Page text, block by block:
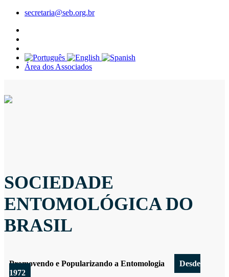
secretaria@seb.org.br
Área dos Associados
SOCIEDADE
ENTOMOLÓGICA DO
BRASIL
Promovendo e Popularizando a Entomologia
Desde
1972